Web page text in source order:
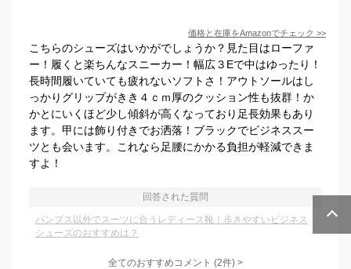
価格と在庫をAmazonでチェック >>
こちらのシューズはいかがでしょうか？見た目はローファ
ー！履くと楽ちんなスニーカー！幅広３Eで中はゆったり！
長時間履いていても疲れないソフトさ！アウトソールはし
っかりグリップがきき４ｃｍ厚のクッション性も抜群！か
かとにいくほど少し傾斜が高くなっており足長効果もあり
ます。甲には飾り付きでお洒落！ブラックでビジネススー
ツとも会います。これなら足腰にかかる負担が軽減できま
すよ！
回答された質問
パンプス以外でスーツに合うレディース靴｜歩きやすいビジネス
シューズのおすすめは？
全てのおすすめコメント (2件) >